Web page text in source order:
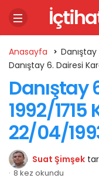
Anasayfa
Danıştay
Danıştay 6. Dairesi
Danıştay
1992/1715
22/04/
Suat Şimşek
8 kez okundu